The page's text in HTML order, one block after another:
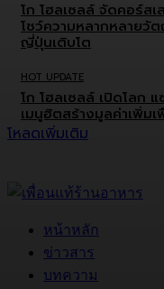
โก โฮลเซลล์ จัดคอร์ส
โชว์ความหลากหลายวั
ญี่ปุ่นเติบโต
HOT UPDATE
โก โฮลเซลล์ เปิดโลก
เมนูฮิตสร้างมูลค่าเพิ่ม
โหลดเพิ่มเติม
หน้าหลัก
ข่าวสาร
บทความ